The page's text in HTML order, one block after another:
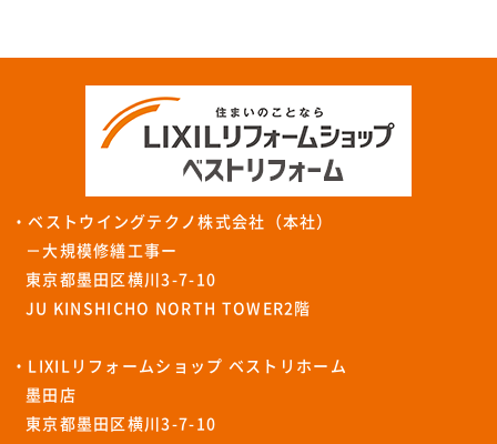
・ベストウイングテクノ株式会社（本社）
－大規模修繕工事ー
東京都墨田区横川3-7-10
JU KINSHICHO NORTH TOWER2階
・LIXILリフォームショップ ベストリホーム
墨田店
東京都墨田区横川3-7-10